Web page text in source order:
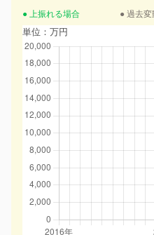
● 上振れる場合 ● 過去
単位：万円